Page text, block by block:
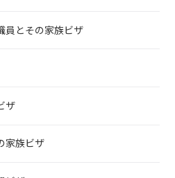
員とその家族ビザ
ザ
家族ビザ